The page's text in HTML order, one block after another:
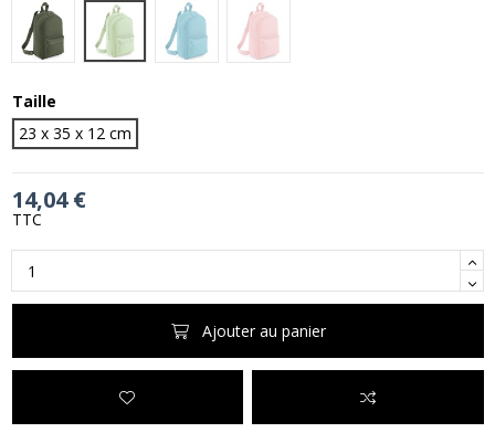
Olive Green
Pistachio
Powder Blue
Taille
23 x 35 x 12 cm
14,04 €
TTC
Ajouter au panier